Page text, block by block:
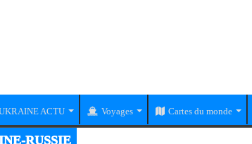
ACTU Voyages Cartes du monde
RUSSIE